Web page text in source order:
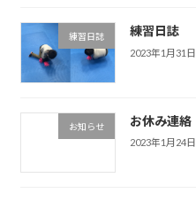
練習日誌 練習日誌
2023年1月31日
お知らせ お休み連絡
2023年1月24日